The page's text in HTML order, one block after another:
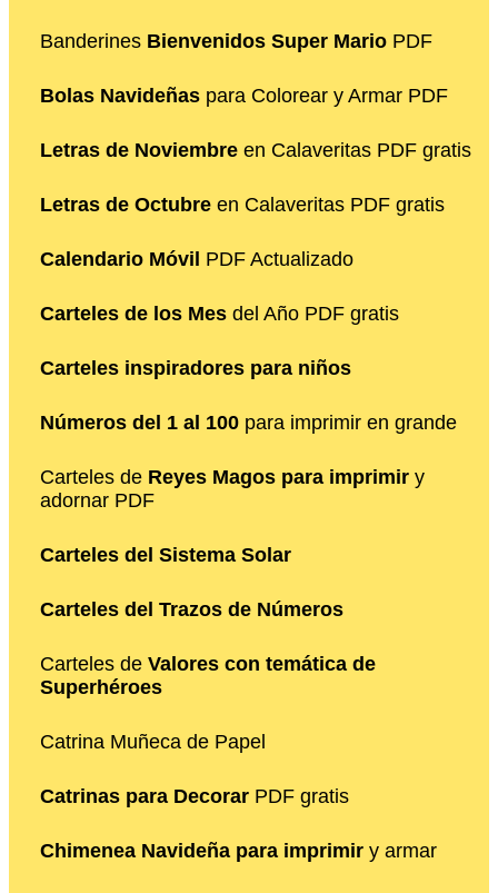
Banderines Bienvenidos Super Mario PDF
Bolas Navideñas para Colorear y Armar PDF
Letras de Noviembre en Calaveritas PDF gratis
Letras de Octubre en Calaveritas PDF gratis
Calendario Móvil PDF Actualizado
Carteles de los Mes del Año PDF gratis
Carteles inspiradores para niños
Números del 1 al 100 para imprimir en grande
Carteles de Reyes Magos para imprimir y
adornar PDF
Carteles del Sistema Solar
Carteles del Trazos de Números
Carteles de Valores con temática de
Superhéroes
Catrina Muñeca de Papel
Catrinas para Decorar PDF gratis
Chimenea Navideña para imprimir y armar